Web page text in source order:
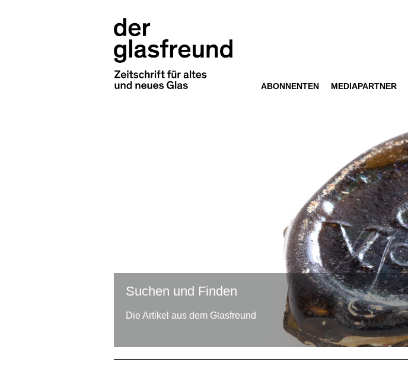
ABONNENTEN MEDIAPARTNER
Suchen und Finden
Die Artikel aus dem Glasfreund